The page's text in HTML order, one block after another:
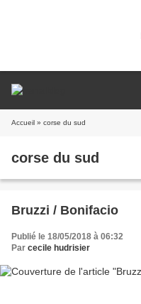
Accueil » corse du sud
corse du sud
Bruzzi / Bonifacio
Publié le 18/05/2018 à 06:32
Par cecile hudrisier